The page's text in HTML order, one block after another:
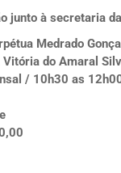
junto à secretaria
Medrado
do Amaral
/ 10h30 as